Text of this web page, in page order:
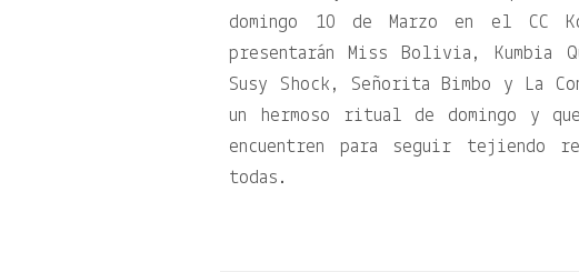
domingo 10 de Marzo en el CC
presentarán Miss Bolivia, Kumbia
Susy Shock, Señorita Bimbo y La
un hermoso ritual de domingo y
encuentren para seguir tejiendo
todas.